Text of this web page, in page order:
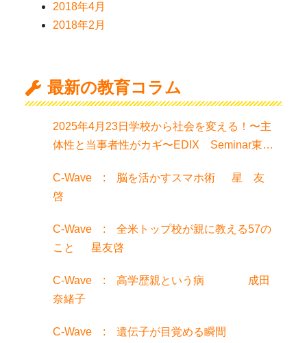
2018年4月
2018年2月
最新の教育コラム
2025年4月23日学校から社会を変える！〜主
体性と当事者性がカギ〜EDIX Seminar東京
C-Wave : 脳を活かすスマホ術 星 友
啓
C-Wave : 全米トップ校が親に教える57の
こと 星友啓
C-Wave : 高学歴親という病 成田
奈緒子
C-Wave : 遺伝子が目覚める瞬間